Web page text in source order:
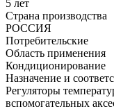
5 лет
Страна производства
РОССИЯ
Потребительские
Область применения
Кондиционирование
Назначение и
Регуляторы
вспомогательных